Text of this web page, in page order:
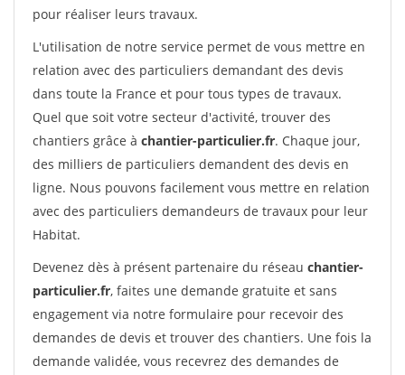
pour réaliser leurs travaux.
L'utilisation de notre service permet de vous mettre en
relation avec des particuliers demandant des devis
dans toute la France et pour tous types de travaux.
Quel que soit votre secteur d'activité, trouver des
chantiers grâce à chantier-particulier.fr. Chaque jour,
des milliers de particuliers demandent des devis en
ligne. Nous pouvons facilement vous mettre en relation
avec des particuliers demandeurs de travaux pour leur
Habitat.
Devenez dès à présent partenaire du réseau chantier-
particulier.fr, faites une demande gratuite et sans
engagement via notre formulaire pour recevoir des
demandes de devis et trouver des chantiers. Une fois la
demande validée, vous recevrez des demandes de